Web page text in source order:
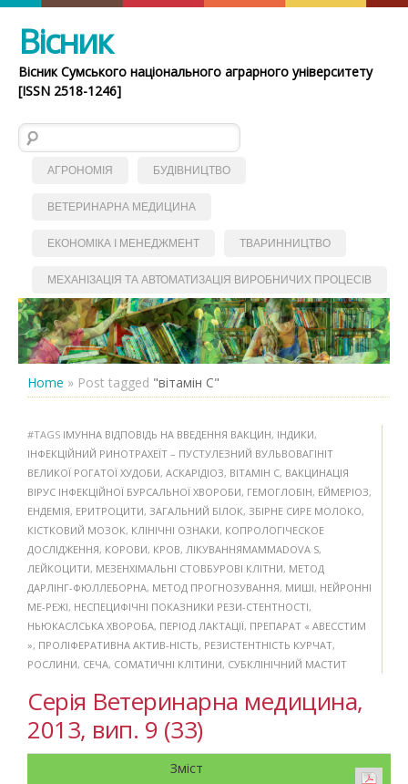
Вісник
Вісник Сумського національного аграрного університету
[ISSN 2518-1246]
Пошук:
АГРОНОМІЯ БУДІВНИЦТВО
ВЕТЕРИНАРНА МЕДИЦИНА
ЕКОНОМІКА І МЕНЕДЖМЕНТ ТВАРИННИЦТВО
МЕХАНІЗАЦІЯ ТА АВТОМАТИЗАЦІЯ ВИРОБНИЧИХ ПРОЦЕСІВ
Home » Post tagged "вітамін С"
#TAGS ІМУННА ВІДПОВІДЬ НА ВВЕДЕННЯ ВАКЦИН, ІНДИКИ,
ІНФЕКЦІЙНИЙ РИНОТРАХЕЇТ – ПУСТУЛЕЗНИЙ ВУЛЬВОВАГІНІТ
ВЕЛИКОЇ РОГАТОЇ ХУДОБИ, АСКАРІДІОЗ, ВІТАМІН С, ВАКЦИНАЦІЯ
ВІРУС ІНФЕКЦІЙНОЇ БУРСАЛЬНОЇ ХВОРОБИ, ГЕМОГЛОБІН, ЕЙМЕРІОЗ,
ЕНДЕМІЯ, ЕРИТРОЦИТИ, ЗАГАЛЬНИЙ БІЛОК, ЗБІРНЕ СИРЕ МОЛОКО,
КІСТКОВИЙ МОЗОК, КЛІНІЧНІ ОЗНАКИ, КОПРОЛОГІЧЕСКОЕ
ДОСЛІДЖЕННЯ, КОРОВИ, КРОВ, ЛІКУВАННЯMAMMADOVA S,
ЛЕЙКОЦИТИ, МЕЗЕНХІМАЛЬНІ СТОВБУРОВІ КЛІТНИ, МЕТОД
ДАРЛІНГ-ФЮЛЛЕБОРНА, МЕТОД ПРОГНОЗУВАННЯ, МИШІ, НЕЙРОННІ
МЕ-РЕЖІ, НЕСПЕЦИФІЧНІ ПОКАЗНИКИ РЕЗИ-СТЕНТНОСТІ,
НЬЮКАСЛСЬКА ХВОРОБА, ПЕРІОД ЛАКТАЦІЇ, ПРЕПАРАТ « АВЕССТИМ
», ПРОЛІФЕРАТИВНА АКТИВ-НІСТЬ, РЕЗИСТЕНТНІСТЬ КУРЧАТ,
РОСЛИНИ, СЕЧА, СОМАТИЧНІ КЛІТИНИ, СУБКЛІНІЧНИЙ МАСТИТ
Серія Ветеринарна медицина,
2013, вип. 9 (33)
Зміст